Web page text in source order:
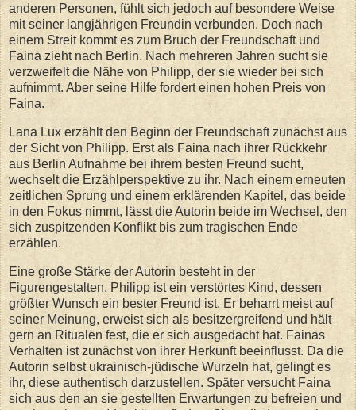
anderen Personen, fühlt sich jedoch auf besondere Weise
mit seiner langjährigen Freundin verbunden. Doch nach
einem Streit kommt es zum Bruch der Freundschaft und
Faina zieht nach Berlin. Nach mehreren Jahren sucht sie
verzweifelt die Nähe von Philipp, der sie wieder bei sich
aufnimmt. Aber seine Hilfe fordert einen hohen Preis von
Faina.
Lana Lux erzählt den Beginn der Freundschaft zunächst aus
der Sicht von Philipp. Erst als Faina nach ihrer Rückkehr
aus Berlin Aufnahme bei ihrem besten Freund sucht,
wechselt die Erzählperspektive zu ihr. Nach einem erneuten
zeitlichen Sprung und einem erklärenden Kapitel, das beide
in den Fokus nimmt, lässt die Autorin beide im Wechsel, den
sich zuspitzenden Konflikt bis zum tragischen Ende
erzählen.
Eine große Stärke der Autorin besteht in der
Figurengestalten. Philipp ist ein verstörtes Kind, dessen
größter Wunsch ein bester Freund ist. Er beharrt meist auf
seiner Meinung, erweist sich als besitzergreifend und hält
gern an Ritualen fest, die er sich ausgedacht hat. Fainas
Verhalten ist zunächst von ihrer Herkunft beeinflusst. Da die
Autorin selbst ukrainisch-jüdische Wurzeln hat, gelingt es
ihr, diese authentisch darzustellen. Später versucht Faina
sich aus den an sie gestellten Erwartungen zu befreien und